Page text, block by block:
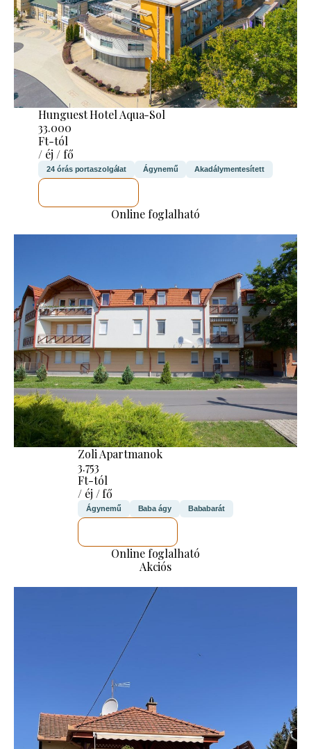
Hunguest Hotel Aqua-Sol
33.000
Ft-tól
/ éj / fő
24 órás portaszolgálat Ágynemű Akadálymentesített
Online foglalható
Zoli Apartmanok
3.753
Ft-tól
/ éj / fő
Ágynemű Baba ágy Bababarát
Online foglalható
Akciós